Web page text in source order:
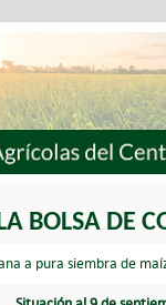
BOLSA DE
a pura siembra de